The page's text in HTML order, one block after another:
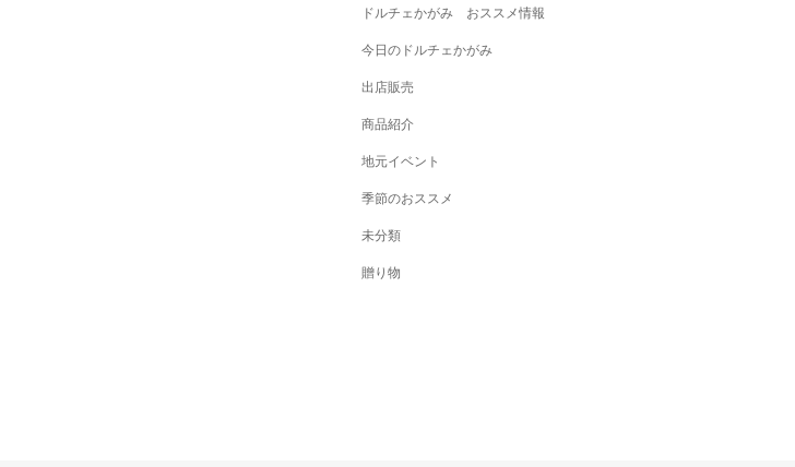
ドルチェかがみ おススメ情報
今日のドルチェかがみ
出店販売
商品紹介
地元イベント
季節のおススメ
未分類
贈り物